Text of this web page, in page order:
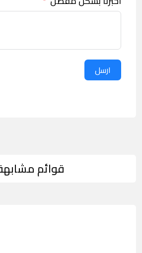
ارسل
قوائم